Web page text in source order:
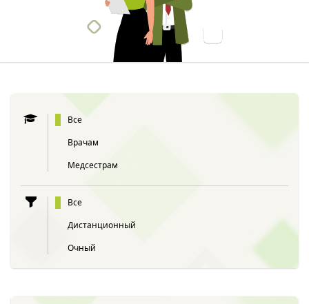
Все
Врачам
Медсестрам
Все
Дистанционный
Очный